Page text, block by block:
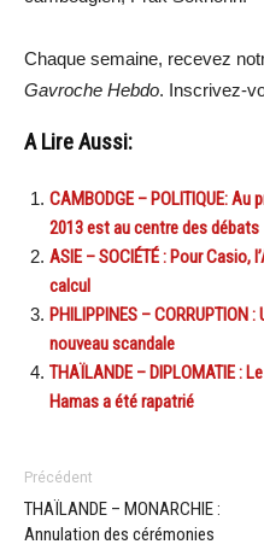
Chaque semaine, recevez
Gavroche Hebdo. Inscrivez-
A Lire Aussi:
CAMBODGE – POLITIQUE:
2013 est au centre des débats
ASIE – SOCIÉTÉ : Pour Casio,
calcul
PHILIPPINES –
nouveau scandale
THAÏLANDE – DIPLOMATIE :
Hamas a été rapatrié
Précédent
THAÏLANDE – MONARCHIE :
Annulation des cérémonies